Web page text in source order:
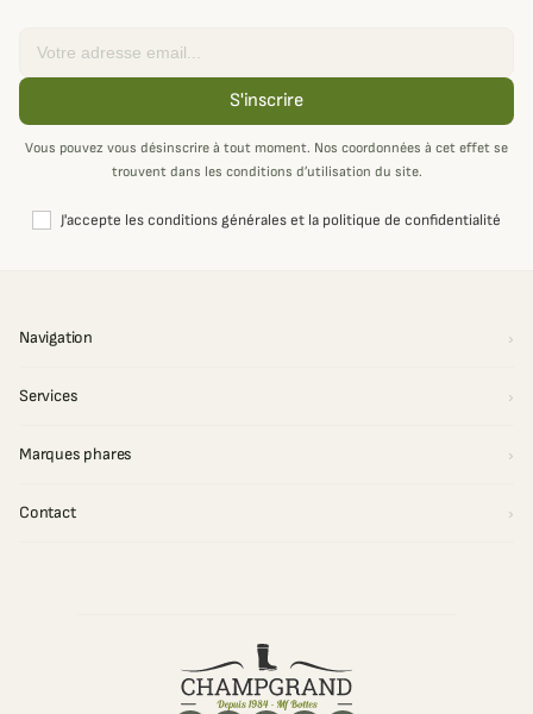
S'inscrire
Vous pouvez vous désinscrire à tout moment. Nos coordonnées à cet effet se
trouvent dans les conditions d’utilisation du site.
J'accepte les conditions générales et la politique de confidentialité
Navigation
Services
Marques phares
Contact